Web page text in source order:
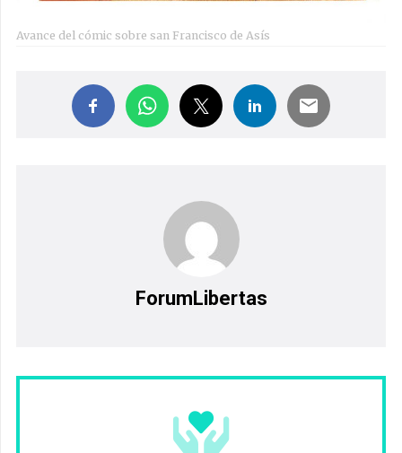
Avance del cómic sobre san Francisco de Asís
ForumLibertas